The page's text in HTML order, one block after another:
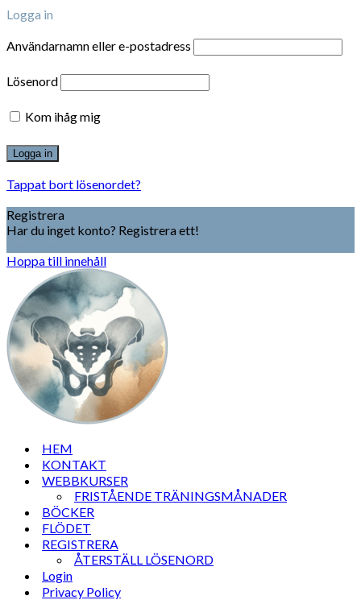
Logga in
Användarnamn eller e-postadress
Lösenord
Kom ihåg mig
Tappat bort lösenordet?
Registrera
Har du inget konto? Registrera ett!
Hoppa till innehåll
HEM
KONTAKT
WEBBKURSER
FRISTÅENDE TRÄNINGSMÅNADER
BÖCKER
FLÖDET
REGISTRERA
ÅTERSTÄLL LÖSENORD
Login
Privacy Policy